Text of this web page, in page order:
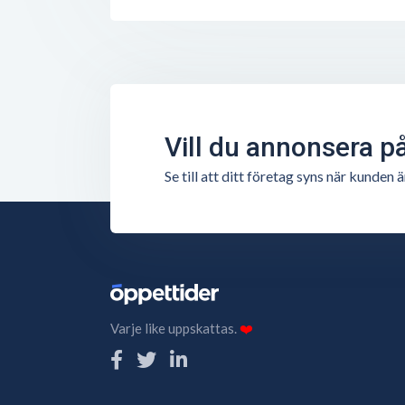
Vill du annonsera
Se till att ditt företag syns när kunden
Varje like uppskattas.❤️